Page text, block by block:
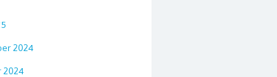
2024
2024